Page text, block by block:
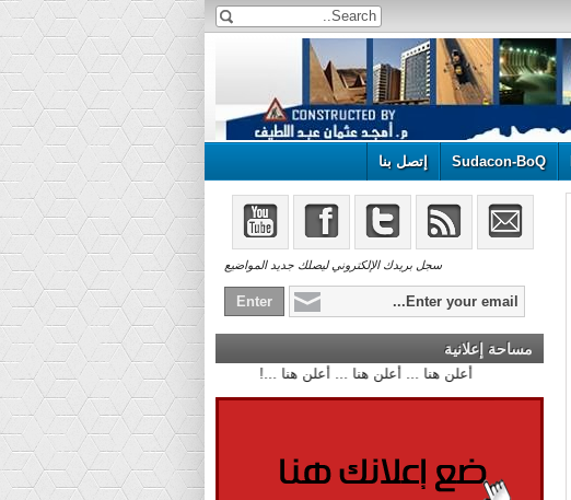
Sudacon-BoQ إتصل بنا
سجل بريدك الإلكتروني ليصلك جديد المواضيع
مساحة إعلانية
أعلن هنا ... أعلن هنا ... أعلن هنا ...!